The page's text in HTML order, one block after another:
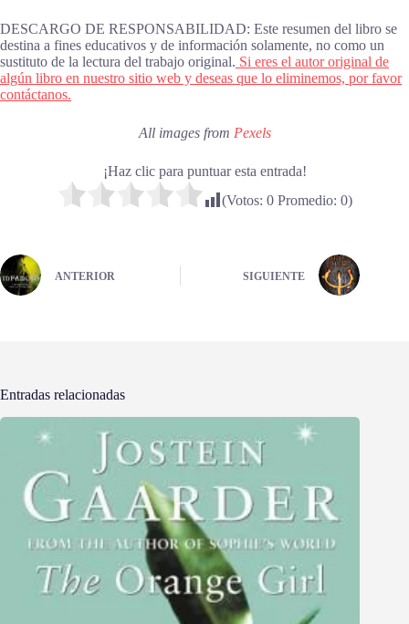
DESCARGO DE RESPONSABILIDAD: Este resumen del libro se
destina a fines educativos y de información solamente, no como un
sustituto de la lectura del trabajo original. Si eres el autor original de
algún libro en nuestro sitio web y deseas que lo eliminemos, por favor
contáctanos.
All images from Pexels
¡Haz clic para puntuar esta entrada!
(Votos: 0Promedio: 0)
ANTERIOR SIGUIENTE
Entradas relacionadas